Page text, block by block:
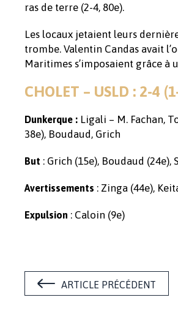
ras de terre (2-4, 80e).
Les locaux jetaient leurs
trombe. Valentin Candas avait
Maritimes s’imposaient grâce à
CHOLET – USLD : 2-4
Dunkerque : Ligali – M. Fachan,
38e), Boudaud, Grich
But : Grich (15e), Boudaud
Avertissements : Zinga (44e),
Expulsion : Caloin (9e)
ARTICLE PRÉCÉDENT